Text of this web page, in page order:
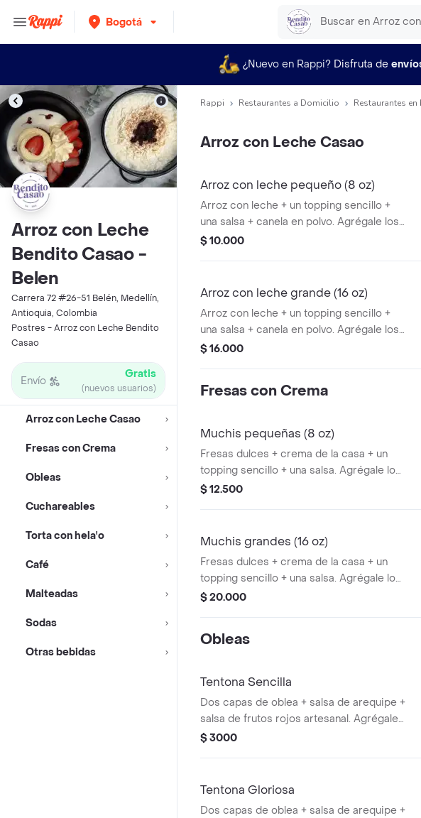
Bogotá
¿Nuevo en Rappi? Disfruta de
Arroz con Leche
Bendito Casao -
Belen
Carrera 72 #26-51 Belén, Medellín,
Antioquia, Colombia
Postres - Arroz con Leche Bendito
Casao
Envío Gratis
(nuevos usuarios)
Arroz con Leche Casao
Fresas con Crema
Obleas
Cuchareables
Torta con hela'o
Café
Malteadas
Sodas
Otras bebidas
Rappi Restaurantes a Domicilio Restaurantes en
Arroz con Leche Casao
Arroz con leche pequeño (8 oz)
Arroz con leche + un topping sencillo +
una salsa + canela en polvo. Agrégale los
poderes que quieras!
$ 10.000
Arroz con leche grande (16 oz)
Arroz con leche + un topping sencillo +
una salsa + canela en polvo. Agrégale los
poderes que quieras!
$ 16.000
Fresas con Crema
Muchis pequeñas (8 oz)
Fresas dulces + crema de la casa + un
topping sencillo + una salsa. Agrégale los
poderes que quieras!
$ 12.500
Muchis grandes (16 oz)
Fresas dulces + crema de la casa + un
topping sencillo + una salsa. Agrégale los
poderes que quieras!
$ 20.000
Obleas
Tentona Sencilla
Dos capas de oblea + salsa de arequipe +
salsa de frutos rojos artesanal. Agrégale
los poderes que quieras!
$ 3000
Tentona Gloriosa
Dos capas de oblea + salsa de arequipe +